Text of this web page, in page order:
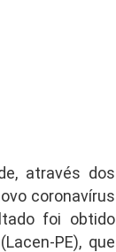
através dos
coronavírus
foi obtido
PE), que